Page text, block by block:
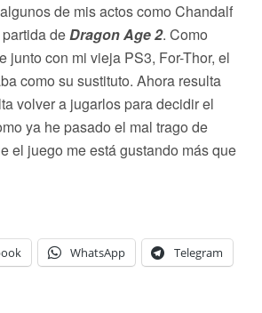
de mis actos como Chandalf
deDragon Age 2. Como
junto con mi vieja PS3, For-Thor, el
como su sustituto. Ahora resulta
volver a jugarlos para decidir el
ya he pasado el mal trago de
el juego me está gustando más que
WhatsApp Telegram